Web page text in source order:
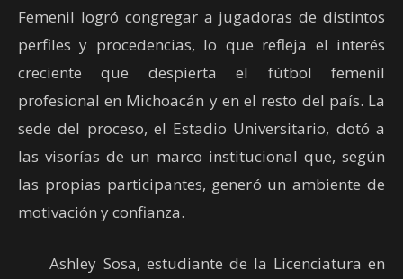
Femenil logró congregar a jugadoras de distintos
perfiles y procedencias, lo que refleja el interés
creciente que despierta el fútbol femenil
profesional en Michoacán y en el resto del país. La
sede del proceso, el Estadio Universitario, dotó a
las visorías de un marco institucional que, según
las propias participantes, generó un ambiente de
motivación y confianza.
Ashley Sosa, estudiante de la Licenciatura en